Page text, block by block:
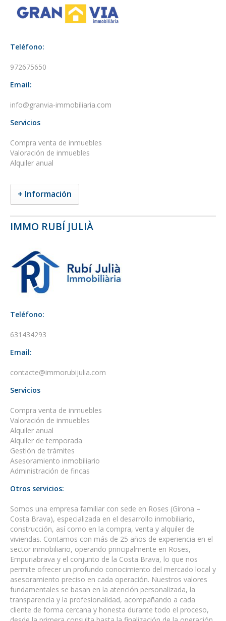
Teléfono:
972675650
Email:
info@granvia-immobiliaria.com
Servicios
Compra venta de inmuebles
Valoración de inmuebles
Alquiler anual
+ Información
IMMO RUBÍ JULIÀ
Teléfono:
631434293
Email:
contacte@immorubijulia.com
Servicios
Compra venta de inmuebles
Valoración de inmuebles
Alquiler anual
Alquiler de temporada
Gestión de trámites
Asesoramiento inmobiliario
Administración de fincas
Otros servicios:
Somos una empresa familiar con sede en Roses (Girona –
Costa Brava), especializada en el desarrollo inmobiliario,
construcción, así como en la compra, venta y alquiler de
viviendas. Contamos con más de 25 años de experiencia en el
sector inmobiliario, operando principalmente en Roses,
Empuriabrava y el conjunto de la Costa Brava, lo que nos
permite ofrecer un profundo conocimiento del mercado local y
asesoramiento preciso en cada operación. Nuestros valores
fundamentales se basan en la atención personalizada, la
transparencia y la profesionalidad, acompañando a cada
cliente de forma cercana y honesta durante todo el proceso,